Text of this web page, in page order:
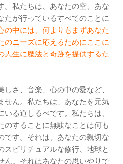
。私たちは、あなたの空、あな
たが行っているすべてのことに
の中には、何よりもまずあなた
のニーズに応えるためにここに
人生に魔法と奇跡を提供するた
さ、音楽、心の中の愛など、
せん。私たちは、あなたを元気
る道しるべです。私たちは、
のすることに無駄なことは何も
です。それは、あなたの親切な
スピリチュアルな修行、地球と
ん。それはあなたの思いやりで